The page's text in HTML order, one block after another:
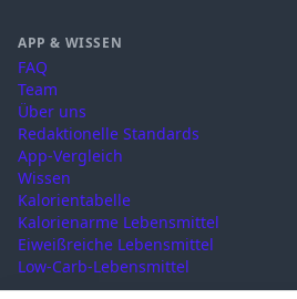
APP & WISSEN
FAQ
Team
Über uns
Redaktionelle Standards
App-Vergleich
Wissen
Kalorientabelle
Kalorienarme Lebensmittel
Eiweißreiche Lebensmittel
Low-Carb-Lebensmittel